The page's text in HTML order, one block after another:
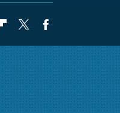
Flipboard
Twitter